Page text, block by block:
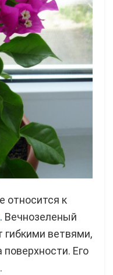
относится к
. Вечнозеленый
гибкими ветвями,
Его